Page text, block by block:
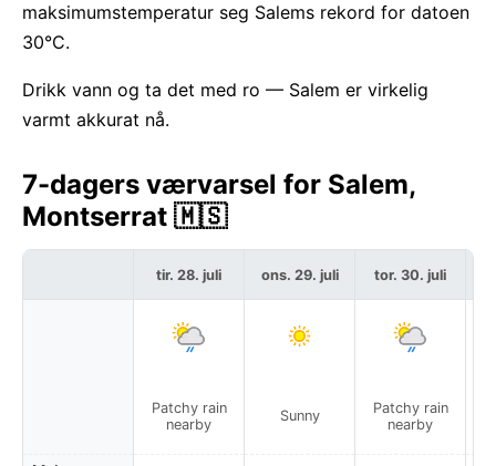
maksimumstemperatur seg Salems rekord for datoen
30°C.
Drikk vann og ta det med ro — Salem er virkelig
varmt akkurat nå.
7-dagers værvarsel for Salem,
Montserrat 🇲🇸
tir. 28. juli
Patchy rain
nearby
ons. 29. juli
Sunny
tor. 30. juli
Patchy rain
nearby